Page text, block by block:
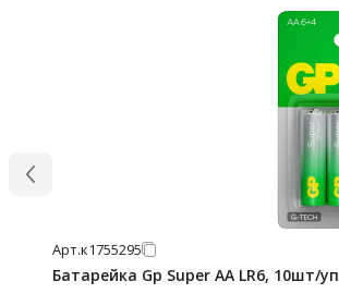
Арт.к1755295
Батарейка Gp Super АА LR6, 10шт/уп